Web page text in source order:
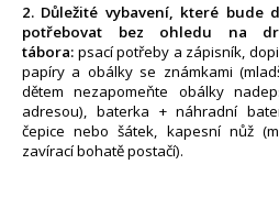
2. Důležité vybavení, které bude
potřebovat bez ohledu na
tábora: psací potřeby a zápisník,
papíry a obálky se známkami
dětem nezapomeňte obálky
adresou), baterka + náhradní
čepice nebo šátek, kapesní nůž
zavírací bohatě postačí).